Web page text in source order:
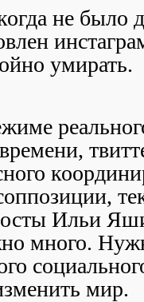
не было
умирать.
Ильи
много.
мир.